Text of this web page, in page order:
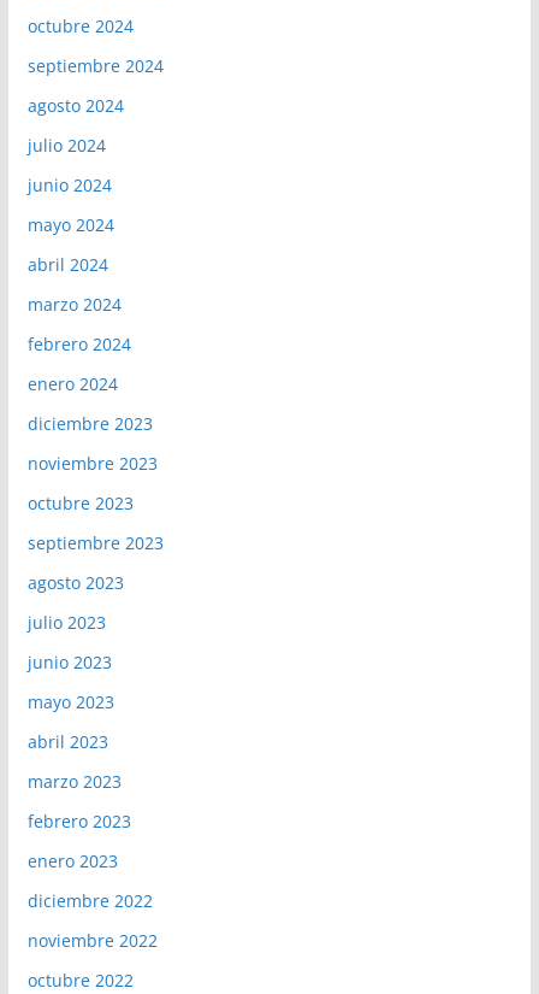
octubre 2024
septiembre 2024
agosto 2024
julio 2024
junio 2024
mayo 2024
abril 2024
marzo 2024
febrero 2024
enero 2024
diciembre 2023
noviembre 2023
octubre 2023
septiembre 2023
agosto 2023
julio 2023
junio 2023
mayo 2023
abril 2023
marzo 2023
febrero 2023
enero 2023
diciembre 2022
noviembre 2022
octubre 2022